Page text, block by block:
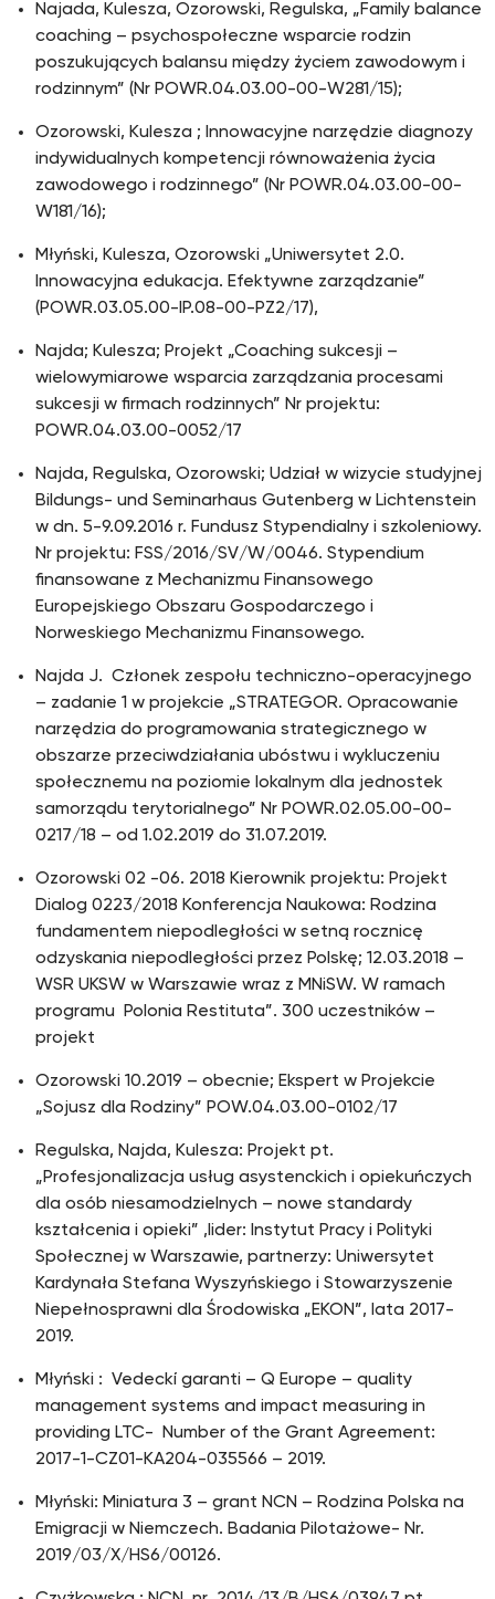
Najada, Kulesza, Ozorowski, Regulska, „Family balance
coaching – psychospołeczne wsparcie rodzin
poszukujących balansu między życiem zawodowym i
rodzinnym” (Nr POWR.04.03.00-00-W281/15);
Ozorowski, Kulesza ; Innowacyjne narzędzie diagnozy
indywidualnych kompetencji równoważenia życia
zawodowego i rodzinnego” (Nr POWR.04.03.00-00-
W181/16);
Młyński, Kulesza, Ozorowski „Uniwersytet 2.0.
Innowacyjna edukacja. Efektywne zarządzanie”
(POWR.03.05.00-IP.08-00-PZ2/17),
Najda; Kulesza; Projekt „Coaching sukcesji –
wielowymiarowe wsparcia zarządzania procesami
sukcesji w firmach rodzinnych” Nr projektu:
POWR.04.03.00-0052/17
Najda, Regulska, Ozorowski; Udział w wizycie studyjnej
Bildungs- und Seminarhaus Gutenberg w Lichtenstein
w dn. 5-9.09.2016 r. Fundusz Stypendialny i szkoleniowy.
Nr projektu: FSS/2016/SV/W/0046. Stypendium
finansowane z Mechanizmu Finansowego
Europejskiego Obszaru Gospodarczego i
Norweskiego Mechanizmu Finansowego.
Najda J. Członek zespołu techniczno-operacyjnego
– zadanie 1 w projekcie „STRATEGOR. Opracowanie
narzędzia do programowania strategicznego w
obszarze przeciwdziałania ubóstwu i wykluczeniu
społecznemu na poziomie lokalnym dla jednostek
samorządu terytorialnego” Nr POWR.02.05.00-00-
0217/18 – od 1.02.2019 do 31.07.2019.
Ozorowski 02 -06. 2018 Kierownik projektu: Projekt
Dialog 0223/2018 Konferencja Naukowa: Rodzina
fundamentem niepodległości w setną rocznicę
odzyskania niepodległości przez Polskę; 12.03.2018 –
WSR UKSW w Warszawie wraz z MNiSW. W ramach
programu Polonia Restituta”. 300 uczestników –
projekt
Ozorowski 10.2019 – obecnie; Ekspert w Projekcie
„Sojusz dla Rodziny” POW.04.03.00-0102/17
Regulska, Najda, Kulesza: Projekt pt.
„Profesjonalizacja usług asystenckich i opiekuńczych
dla osób niesamodzielnych – nowe standardy
kształcenia i opieki” ,lider: Instytut Pracy i Polityki
Społecznej w Warszawie, partnerzy: Uniwersytet
Kardynała Stefana Wyszyńskiego i Stowarzyszenie
Niepełnosprawni dla Środowiska „EKON”, lata 2017-
2019.
Młyński : Vedeckí garanti – Q Europe – quality
management systems and impact measuring in
providing LTC- Number of the Grant Agreement:
2017-1-CZ01-KA204-035566 – 2019.
Młyński: Miniatura 3 – grant NCN – Rodzina Polska na
Emigracji w Niemczech. Badania Pilotażowe- Nr.
2019/03/X/HS6/00126.